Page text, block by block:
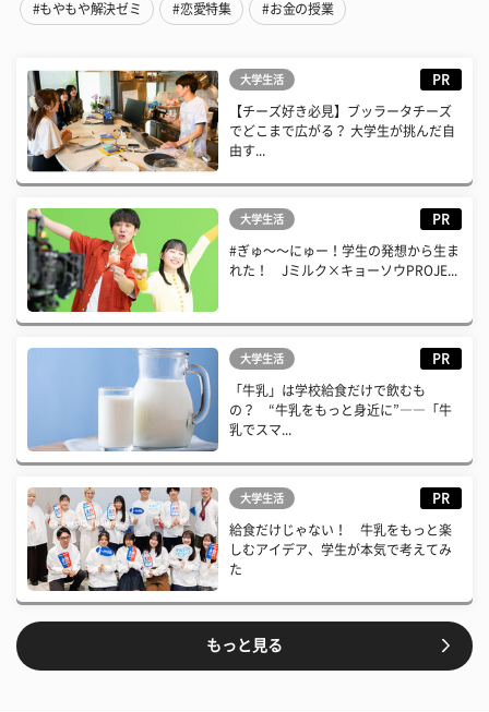
#もやもや解決ゼミ #恋愛特集 #お金の授業
大学生活 PR
【チーズ好き必見】ブッラータチーズ
でどこまで広がる？ 大学生が挑んだ自
由す...
大学生活 PR
#ぎゅ〜〜にゅー！学生の発想から生ま
れた！ Jミルク×キョーソウPROJE...
大学生活 PR
「牛乳」は学校給食だけで飲むも
の？ “牛乳をもっと身近に”――「牛
乳でスマ...
大学生活 PR
給食だけじゃない！ 牛乳をもっと楽
しむアイデア、学生が本気で考えてみ
た
もっと見る